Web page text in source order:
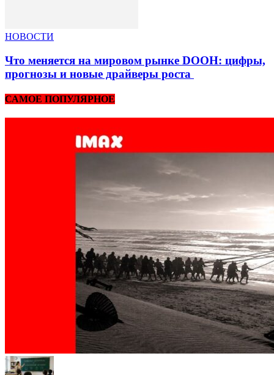
НОВОСТИ
Что меняется на мировом рынке DOOH: цифры,
прогнозы и новые драйверы роста
САМОЕ ПОПУЛЯРНОЕ